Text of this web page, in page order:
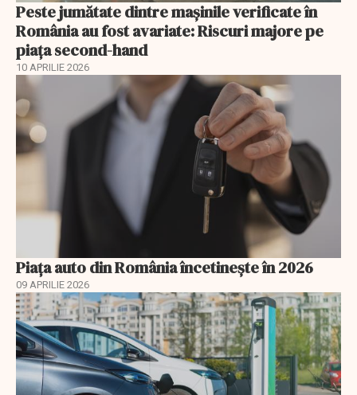
Peste jumătate dintre mașinile verificate în
România au fost avariate: Riscuri majore pe
piața second-hand
10 APRILIE 2026
Piața auto din România încetinește în 2026
09 APRILIE 2026